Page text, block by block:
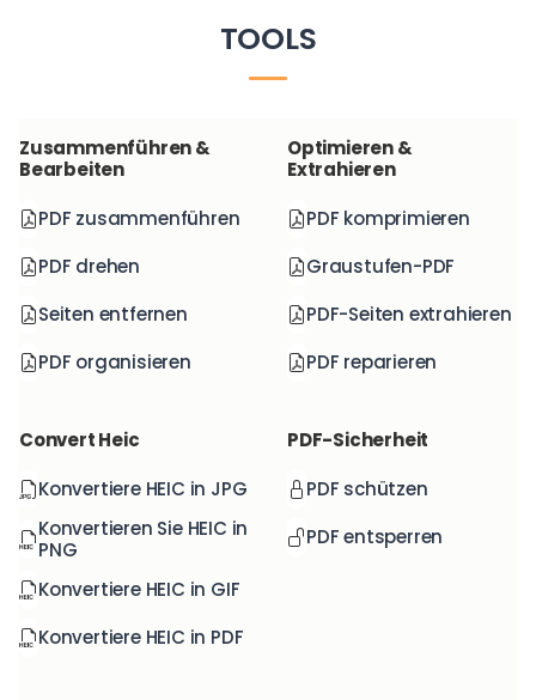
TOOLS
Zusammenführen &
Bearbeiten
PDF zusammenführen
PDF drehen
Seiten entfernen
PDF organisieren
Optimieren &
Extrahieren
PDF komprimieren
Graustufen-PDF
PDF-Seiten extrahieren
PDF reparieren
Convert Heic
Konvertiere HEIC in JPG
Konvertieren Sie HEIC in
PNG
Konvertiere HEIC in GIF
Konvertiere HEIC in PDF
PDF-Sicherheit
PDF schützen
PDF entsperren